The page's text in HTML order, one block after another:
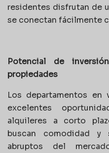
residentes disfrutan de
se conectan fácilmente
Potencial de
propiedades
Los departamentos en
excelentes
alquileres a corto
buscan comodidad y
abruptos del